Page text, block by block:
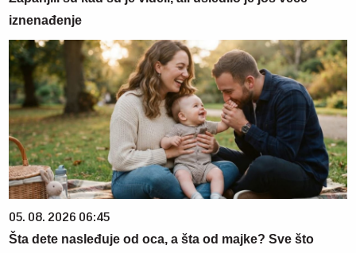
iznenađenje
05. 08. 2026 06:45
Šta dete nasleđuje od oca, a šta od majke? Sve što